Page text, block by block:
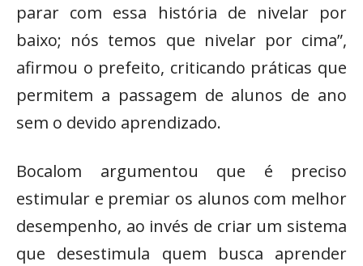
parar com essa história de nivelar por
baixo; nós temos que nivelar por cima”,
afirmou o prefeito, criticando práticas que
permitem a passagem de alunos de ano
sem o devido aprendizado.
Bocalom argumentou que é preciso
estimular e premiar os alunos com melhor
desempenho, ao invés de criar um sistema
que desestimula quem busca aprender